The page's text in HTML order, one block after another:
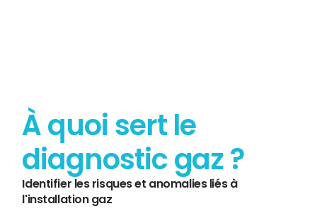
À quoi sert le
diagnostic gaz ?
Identifier les risques et anomalies liés à
l'installation gaz